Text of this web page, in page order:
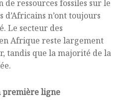
de ressources fossiles sur le
n’ont toujours
Le secteur des
Afrique reste largement
tandis que la majorité de la
première ligne